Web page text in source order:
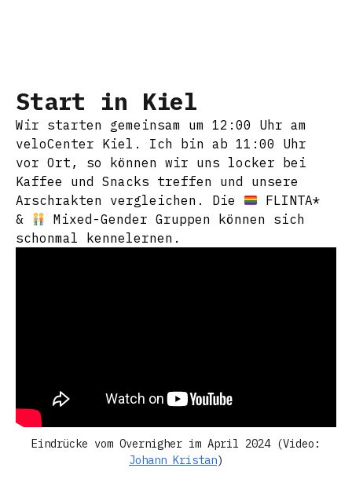
Start in Kiel
Wir starten gemeinsam um 12:00 Uhr am
veloCenter Kiel. Ich bin ab 11:00 Uhr
vor Ort, so können wir uns locker bei
Kaffee und Snacks treffen und unsere
Arschrakten vergleichen. Die
FLINTA*
&
Mixed-Gender Gruppen können sich
schonmal kennelernen.
Eindrücke vom Overnigher im April 2024 (Video:
Johann Kristan)